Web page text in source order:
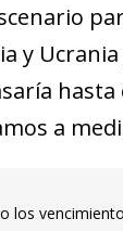
y
hasta
a
los